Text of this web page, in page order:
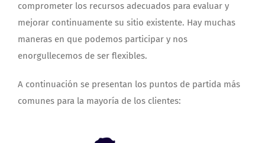
comprometer los recursos adecuados para evaluar y
mejorar continuamente su sitio existente. Hay muchas
maneras en que podemos participar y nos
enorgullecemos de ser flexibles.
A continuación se presentan los puntos de partida más
comunes para la mayoría de los clientes: